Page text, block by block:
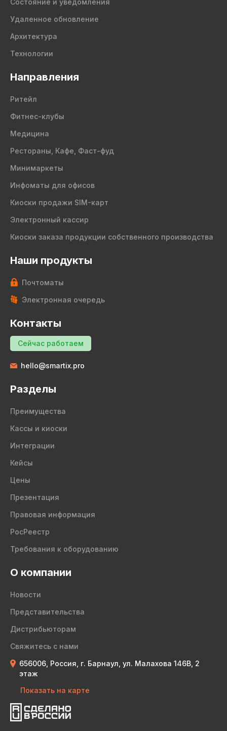
Состояние и уведомления
Удаленное обновление
Архитектура
Технологии
Направления
Ритейл
Фитнес-клубы
Медицина
Рестораны, Кафе, Фаст-фуд
Минимаркеты
Инфоматы для офисов
Киоски продажи SIM-карт
Электронный кассир
Киоски заказа продукции собственного производства
Наши продукты
Почтоматы
Электронная очередь
Контакты
Сейчас работаем
hello@smartix.pro
Разделы
Преимущества
Кассы и киоски
Интеграции
Кейсы
Цены
Презентация
Правовая информация
РосРеестр
Требования к оборудованию
О компании
Новости
Представительства
Дистрибьюторам
Свяжитесь с нами
656006, Россия, г. Барнаул, ул. Малахова 146В, 2
этаж
Показать на карте